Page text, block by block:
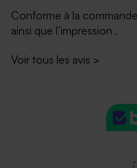
Conforme à la
ainsi que l’impression .
Voir tous les avis >